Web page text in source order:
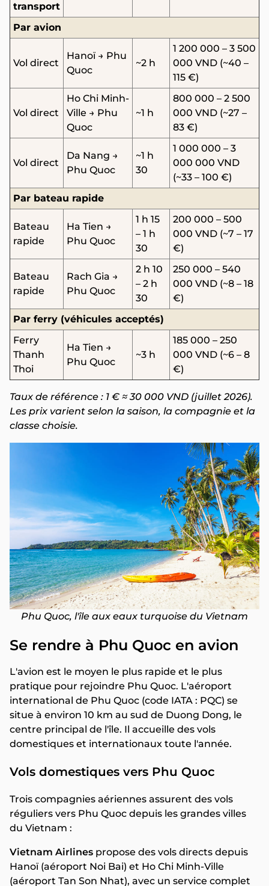
transport
Par avion
Vol direct
Hanoï → Phu
Quoc
~2 h
1 200 000 – 3 500
000 VND (~40 –
115 €)
Vol direct
Ho Chi Minh-
Ville → Phu
Quoc
~1 h
800 000 – 2 500
000 VND (~27 –
83 €)
Vol direct
Da Nang →
Phu Quoc
~1 h
30
1 000 000 – 3
000 000 VND
(~33 – 100 €)
Par bateau rapide
Bateau
rapide
Ha Tien →
Phu Quoc
1 h 15
– 1 h
30
200 000 – 500
000 VND (~7 – 17
€)
Bateau
rapide
Rach Gia →
Phu Quoc
2 h 10
– 2 h
30
250 000 – 540
000 VND (~8 – 18
€)
Par ferry (véhicules acceptés)
Ferry
Thanh
Thoi
Ha Tien →
Phu Quoc
~3 h
185 000 – 250
000 VND (~6 – 8
€)
Taux de référence : 1 € ≈ 30 000 VND (juillet 2026).
Les prix varient selon la saison, la compagnie et la
classe choisie.
Phu Quoc, l'île aux eaux turquoise du Vietnam
Se rendre à Phu Quoc en avion
L'avion est le moyen le plus rapide et le plus
pratique pour rejoindre Phu Quoc. L'aéroport
international de Phu Quoc (code IATA : PQC) se
situe à environ 10 km au sud de Duong Dong, le
centre principal de l'île. Il accueille des vols
domestiques et internationaux toute l'année.
Vols domestiques vers Phu Quoc
Trois compagnies aériennes assurent des vols
réguliers vers Phu Quoc depuis les grandes villes
du Vietnam :
Vietnam Airlines propose des vols directs depuis
Hanoï (aéroport Noi Bai) et Ho Chi Minh-Ville
(aéroport Tan Son Nhat), avec un service complet